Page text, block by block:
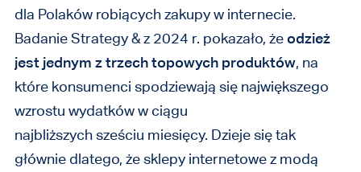
dla Polaków robiących zakupy w internecie.
Badanie Strategy & z 2024 r. pokazało, żeodzież
jest jednym z trzech topowych produktów, na
które konsumenci spodziewają się największego
wzrostu wydatków w ciągu
najbliższych sześciu miesięcy. Dzieje się tak
głównie dlatego, że sklepy internetowe z modą